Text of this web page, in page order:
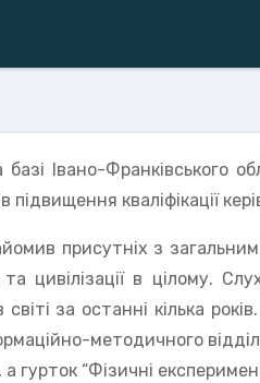
Івано-Франківського
підвищення кваліфікації
присутніх з
цивілізації в цілому.
світі за останні кілька
методичного
гурток “Фізичні